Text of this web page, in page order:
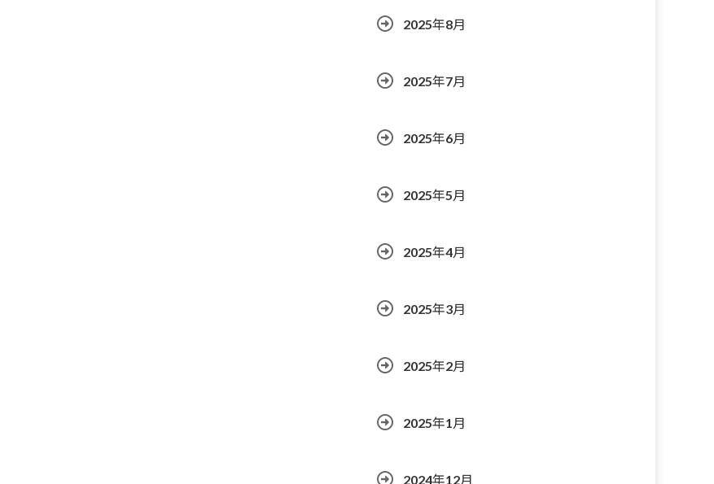
2025年8月
2025年7月
2025年6月
2025年5月
2025年4月
2025年3月
2025年2月
2025年1月
2024年12月